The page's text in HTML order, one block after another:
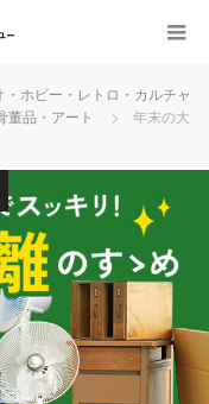
・ホビー・レトロ・カルチャ
董品・アート
年末の大